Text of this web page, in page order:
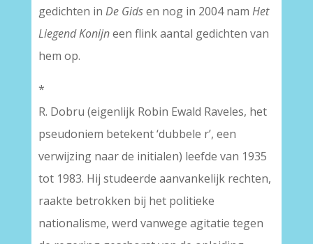
gedichten in De Gidsen nog in 2004 nam Het
Liegend Konijneen flink aantal gedichten van
hem op.
*
R. Dobru (eigenlijk Robin Ewald Raveles, het
pseudoniem betekent ‘dubbele r’, een
verwijzing naar de initialen) leefde van 1935
tot 1983. Hij studeerde aanvankelijk rechten,
raakte betrokken bij het politieke
nationalisme, werd vanwege agitatie tegen